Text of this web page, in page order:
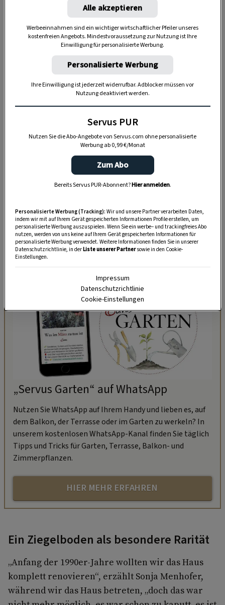
kleinen Dreiseithof gar nicht an, dass er bis auf
den alten Schweinestall neu aufgebaut wurde.
DAS KÖNNTE SIE AUCH INTERESSIEREN
Hausbesuch im Märchenkloster
„Servus Garten“ auf WhatsApp
Nutzen Sie WhatsApp auf Ihrem Handy und lieben es, auf
dem Balkon, der Terrasse oder im Garten zu werkeln? In
unserem kostenlosen WhatsApp-Kanal finden Sie täglich
Tipps und Tricks für Garten, Terrasse, Balkon- und
Zimmerpflanzen.
HIER MEHR ERFAHREN
Ein Ziegelboden als besondere Rarität
„Anfang der 1990er-Jahre wollten wir das Haus
komplett renovieren“, erzählt Sonja Menhofer,
während wir das Haus betreten, „doch das war
Alle akzeptieren
Werbeeinnahmen sind ein wichtiger wirtschaftlicher Pfeiler unseres
kostenfreien Angebots. Mindestvoraussetzung zur Nutzung ist Ihre
Einwilligung für personalisierte Werbung.
Personalisierte Werbung
Ihre Einwilligung ist jederzeit widerrufbar. Adblocker müssen vor
Nutzung deaktiviert werden.
Servus PUR
Nutzen Sie die Abo-Angebote von Servus.com ohne personalisierte
Werbung ab 0,99 €/Monat
Zum Abo
Bereits Servus PUR-Abonnent?Hier anmelden.
Personalisierte Werbung (Tracking): Wir und unsere Partner verarbeiten Daten,
indem wir mit auf Ihrem Gerät gespeicherten Informationen Profile erstellen, um
personalisierte Werbung auszuspielen. Wenn Sie ein werbe– und trackingfreies Abo
nutzen, werden von uns keine auf Ihrem Gerät gespeicherten Informationen für
personalisierte Werbung verwendet. Weitere Informationen finden Sie in unserer
Datenschutzrichtlinie, in derListe unserer Partnersowie in den Cookie-
Einstellungen.
Impressum
Datenschutzrichtlinie
Cookie-Einstellungen